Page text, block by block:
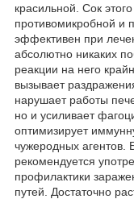
красильной. Сок
противомикробной и
эффективен при
абсолютно никаких
реакции на него
вызывает
нарушает работы
но и усиливает
оптимизирует
чужеродных агентов.
рекомендуется
профилактики
путей. Достаточно